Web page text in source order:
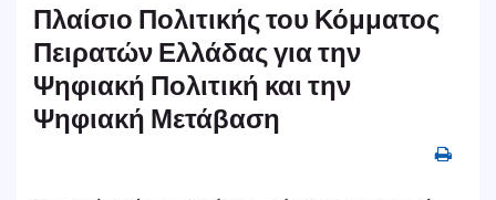
Πλαίσιο Πολιτικής του Κόμματος
Πειρατών Ελλάδας για την
Ψηφιακή Πολιτική και την
Ψηφιακή Μετάβαση